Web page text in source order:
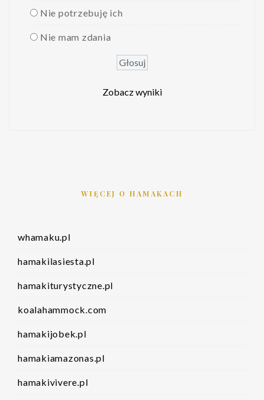
Nie potrzebuję ich
Nie mam zdania
Zobacz wyniki
WIĘCEJ O HAMAKACH
whamaku.pl
hamakilasiesta.pl
hamakiturystyczne.pl
koalahammock.com
hamakijobek.pl
hamakiamazonas.pl
hamakivivere.pl